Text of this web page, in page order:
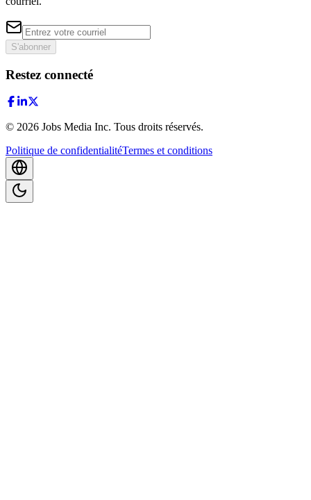
S'abonner
Restez connecté
© 2026 Jobs Media Inc. Tous droits réservés.
Politique de confidentialitéTermes et conditions